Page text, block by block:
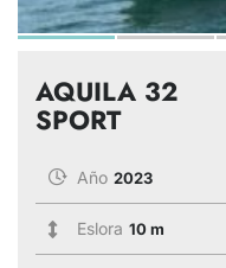
AQUILA 32
SPORT
Año 2023
Eslora 10 m